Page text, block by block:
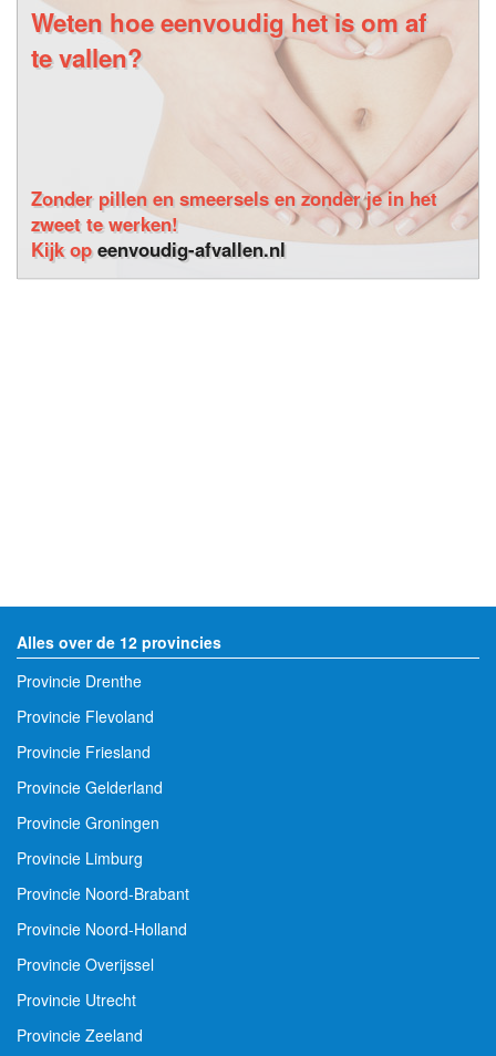
Weten hoe eenvoudig het is om af
te vallen?
Zonder pillen en smeersels en zonder je in het
zweet te werken!
Kijk opeenvoudig-afvallen.nl
Alles over de 12 provincies
Provincie Drenthe
Provincie Flevoland
Provincie Friesland
Provincie Gelderland
Provincie Groningen
Provincie Limburg
Provincie Noord-Brabant
Provincie Noord-Holland
Provincie Overijssel
Provincie Utrecht
Provincie Zeeland